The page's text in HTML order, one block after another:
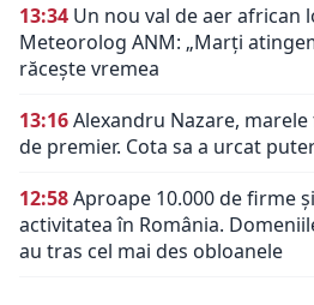
13:34 Un nou val de aer african
Meteorolog ANM: „Marți
răcește vremea
13:16Alexandru Nazare,
de premier. Cota sa a urcat
12:58Aproape 10.000 de firme
activitatea în România.
au tras cel mai des obloanele